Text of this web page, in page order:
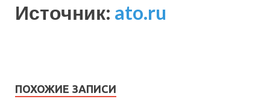
Источник: ato.ru
ПОХОЖИЕ ЗАПИСИ